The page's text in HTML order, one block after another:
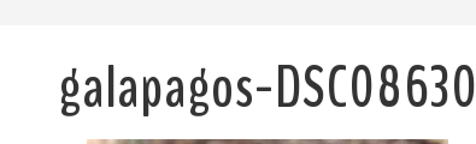
galapagos-DSC08630